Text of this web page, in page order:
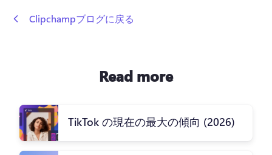
Clipchampブログに戻る
Read more
TikTok の現在の最大の傾向 (2026)